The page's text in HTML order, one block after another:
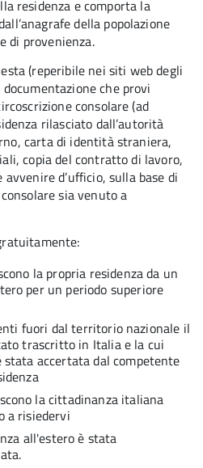
residenza e comporta la
della popolazione
di provenienza.
(reperibile nei siti web degli
che provi
consolare (ad
rilasciato dall’autorità
carta di identità straniera,
copia del contratto di lavoro,
avvenire d’ufficio, sulla base di
sia venuto a
la propria residenza da un
per un periodo superiore
fuori dal territorio nazionale il
trascritto in Italia e la cui
accertata dal competente
la cittadinanza italiana
a risiedervi
all'estero è stata